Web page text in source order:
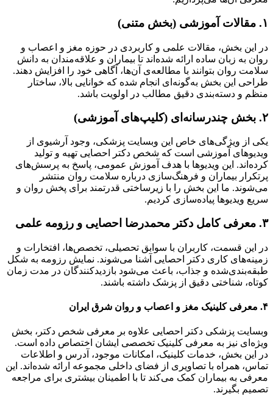
۱. مقالات آموزشی (بخش متنی)
در این بخش، مقالات علمی و کاربردی در حوزه مغز و اعصاب و
روان به زبان ساده ارائه شده‌اند تا بیماران و علاقه‌مندان به دانش
سلامت روان بتوانند با مطالعه‌ی آن‌ها، آگاهی خود را افزایش دهند.
طراحی این بخش به‌گونه‌ای انجام شده که خوانایی بالا، ساختار
منظم و دسته‌بندی دقیق مطالب در اولویت باشد.
۲. بخش چندرسانه‌ای (کلیپ‌های آموزشی)
یکی از ویژگی‌های خاص این وبسایت پزشکی، وجود آرشیوی از
ویدیوهای آموزشی است که شخص دکتر احصایی تهیه و تولید
کرده‌اند. این ویدیوها با هدف آموزش عمومی، پاسخ به پرسش‌های
پرتکرار بیماران و فرهنگ‌سازی درباره سلامت روان منتشر
می‌شوند. ما این بخش را با زیرساختی قدرتمند برای پخش روان و
سریع ویدیوها پیاده‌سازی کردیم.
۳. معرفی کامل دکتر محمدرضا احصایی و رزومه علمی
در این قسمت، کاربران با سوابق تحصیلی، تخصص‌ها، افتخارات و
زمینه‌های کاری دکتر احصایی آشنا می‌شوند. نمایش رزومه به شکل
طبقه‌بندی‌شده و جذاب، باعث می‌شود بازدیدکنندگان در مدت زمان
کوتاه، شناختی دقیق از پزشک داشته باشند.
۴. معرفی کلینیک مغز و اعصاب و روان شرق ایران
وبسایت پزشکی دکتر احصایی علاوه بر معرفی شخص دکتر، بخش
ویژه‌ای نیز به معرفی کلینیک تخصصی ایشان اختصاص داده است.
در این بخش، خدمات کلینیک، امکانات موجود، آدرس و اطلاعات
تماس، همراه با تصاویری از فضای داخلی مجموعه ارائه شده‌اند. این
معرفی به بیماران کمک می‌کند تا با اطمینان بیشتری برای مراجعه
تصمیم بگیرند.